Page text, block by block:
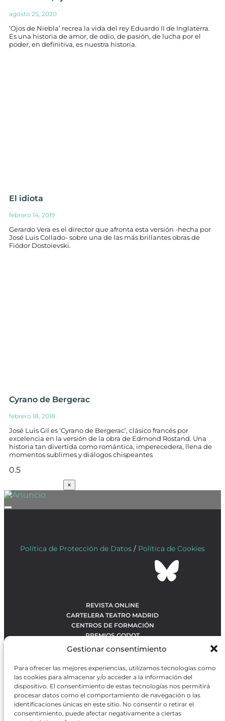
Gestionar consentimiento
Para ofrecer las mejores experiencias, utilizamos tecnologías como
las cookies para almacenar y/o acceder a la información del
dispositivo. El consentimiento de estas tecnologías nos permitirá
procesar datos como el comportamiento de navegación o las
identificaciones únicas en este sitio. No consentir o retirar el
consentimiento, puede afectar negativamente a ciertas
agosto 25, 2020
‘Ojos de Niebla’ recrea la vida del rey Eduardo II de Inglaterra.
Es una historia de amor, de odio, de pasión, de lucha por el
poder, en definitiva, es nuestra historia.
El idiota
febrero 14, 2019
Gerardo Vera es el director que afronta esta versión -hecha por
José Luis Collado- sobre una de las más brillantes obras de
Fiódor Dostoievski.
Cyrano de Bergerac
febrero 18, 2018
José Luis Gil es ‘Cyrano de Bergerac’, clásico francés por
excelencia en la versión de la obra de Edmond Rostand. Una
historia tan divertida como romántica, imperecedera, llena de
momentos sublimes y diálogos chispeantes
×
Política de Protección de Datos / Política de Cookies
REVISTA ONLINE
CARTELERA TEATRO MADRID
CENTROS DE FORMACIÓN
PREMIOS GODOT
CONTACTO
OBRAS MÁS VOTADAS
RANKING MEJORES OBRAS
BÚSQUEDA AVANZADA DE OBRAS